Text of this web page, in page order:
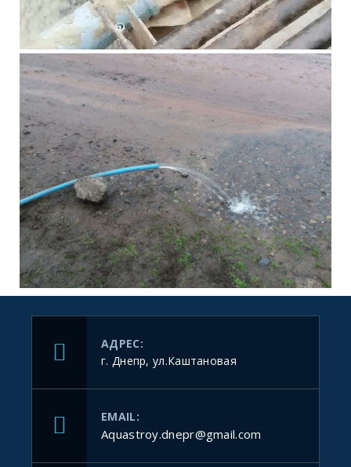
АДРЕС:
г. Днепр, ул.Каштановая
EMAIL:
Aquastroy.dnepr@gmail.com